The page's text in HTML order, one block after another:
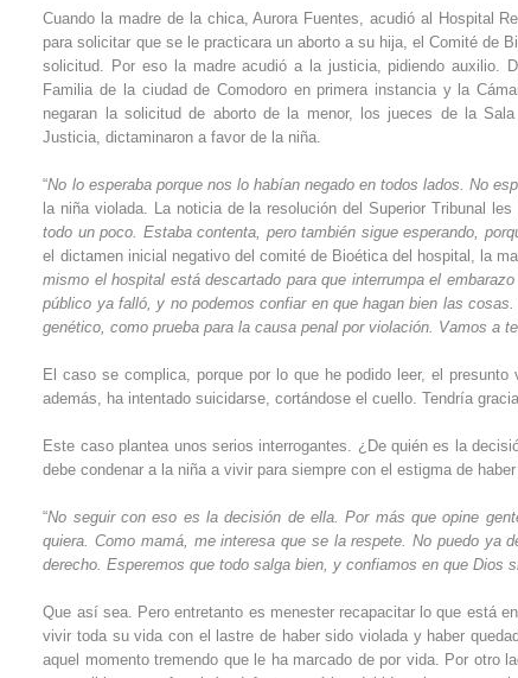
Cuando la madre de la chica, Aurora Fuentes, acudió al Hospital
para solicitar que se le practicara un aborto a su hija, el Comité de
solicitud. Por eso la madre acudió a la justicia, pidiendo auxilio.
Familia de la ciudad de Comodoro en primera instancia y la
negaran la solicitud de aborto de la menor, los jueces de la
Justicia, dictaminaron a favor de la niña.
“No lo esperaba porque nos lo habían negado en todos lados. No
la niña violada. La noticia de la resolución del Superior Tribunal
todo un poco. Estaba contenta, pero también sigue esperando,
el dictamen inicial negativo del comité de Bioética del hospital, la
mismo el hospital está descartado para que interrumpa el
público ya falló, y no podemos confiar en que hagan bien las
genético, como prueba para la causa penal por violación. Vamos a
El caso se complica, porque por lo que he podido leer, el
además, ha intentado suicidarse, cortándose el cuello. Tendría
Este caso plantea unos serios interrogantes. ¿De quién es la
debe condenar a la niña a vivir para siempre con el estigma de
“No seguir con eso es la decisión de ella. Por más que opine
quiera. Como mamá, me interesa que se la respete. No puedo ya
derecho. Esperemos que todo salga bien, y confiamos en que Dios
Que así sea. Pero entretanto es menester recapacitar lo que está
vivir toda su vida con el lastre de haber sido violada y haber
aquel momento tremendo que le ha marcado de por vida. Por otro